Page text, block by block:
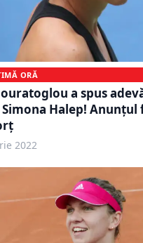
ORĂ
a spus
Halep! Anunțul
2022